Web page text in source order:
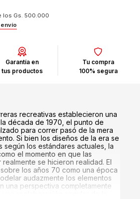
los Gs. 500.000
Garantía en
tus productos
Tu compra
100% segura
recreativas establecieron una
década de 1970, el punto de
para correr pasó de la mera
Si bien los diseños de la era se
según los estándares actuales, la
el momento en que las
se hicieron realidad. El
los años 70 como una época
audazmente los elementos
una perspectiva completamente